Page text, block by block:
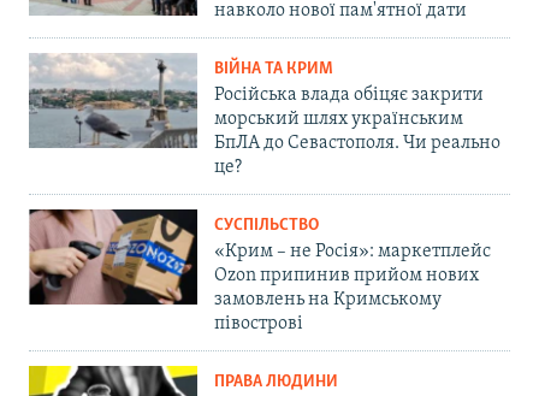
навколо нової пам'ятної дати
ВІЙНА ТА КРИМ
Російська влада обіцяє закрити
морський шлях українським
БпЛА до Севастополя. Чи реально
це?
СУСПІЛЬСТВО
«Крим – не Росія»: маркетплейс
Ozon припинив прийом нових
замовлень на Кримському
півострові
ПРАВА ЛЮДИНИ